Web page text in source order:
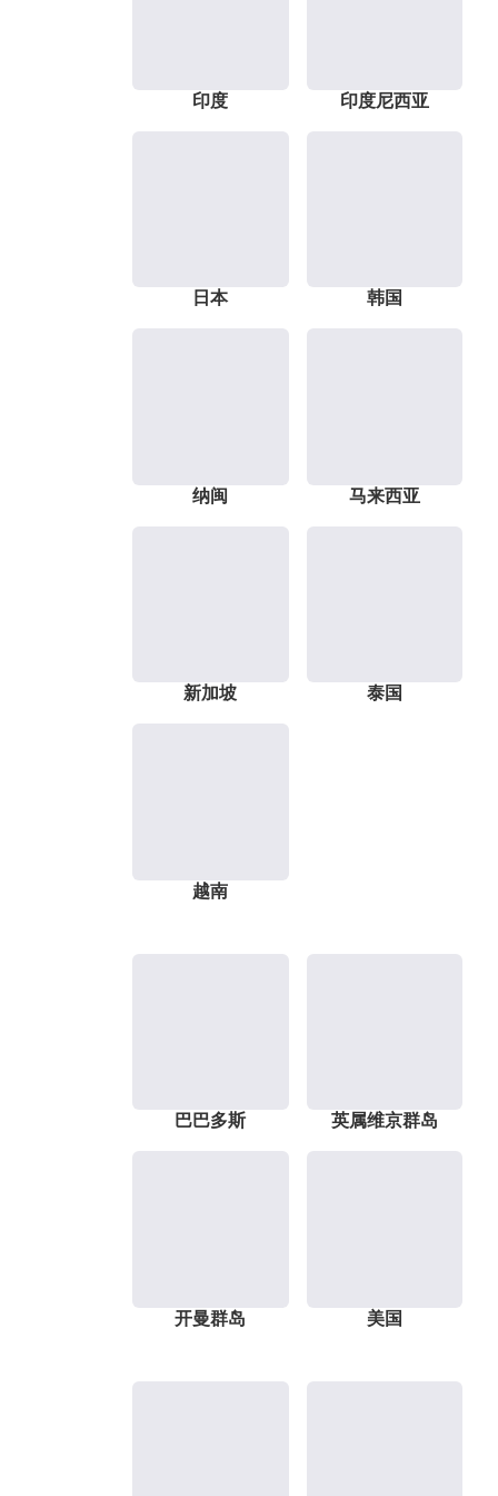
印度 印度尼西亚
日本 韩国
纳闽 马来西亚
新加坡 泰国
越南
巴巴多斯 英属维京群岛
开曼群岛 美国